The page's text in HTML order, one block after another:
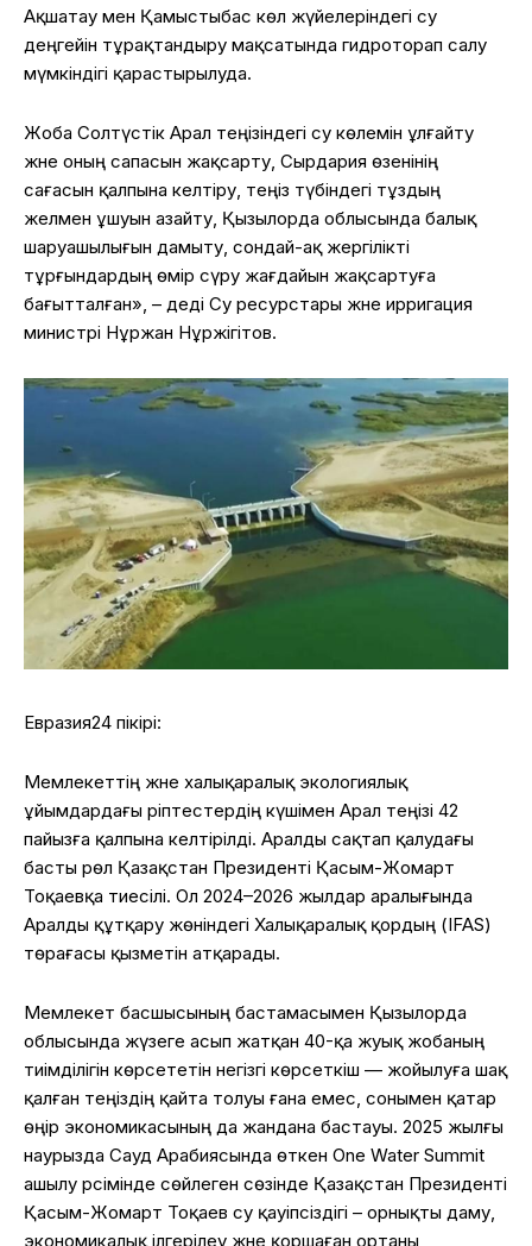
Ақшатау мен Қамыстыбас көл жүйелеріндегі су
деңгейін тұрақтандыру мақсатында гидроторап салу
мүмкіндігі қарастырылуда.
Жоба Солтүстік Арал теңізіндегі су көлемін ұлғайту
және оның сапасын жақсарту, Сырдария өзенінің
сағасын қалпына келтіру, теңіз түбіндегі тұздың
желмен ұшуын азайту, Қызылорда облысында балық
шаруашылығын дамыту, сондай-ақ жергілікті
тұрғындардың өмір сүру жағдайын жақсартуға
бағытталған», – деді Су ресурстары және ирригация
министрі Нұржан Нұржігітов.
Евразия24 пікірі:
Мемлекеттің және халықаралық экологиялық
ұйымдардағы әріптестердің күшімен Арал теңізі 42
пайызға қалпына келтірілді. Аралды сақтап қалудағы
басты рөл Қазақстан Президенті Қасым-Жомарт
Тоқаевқа тиесілі. Ол 2024–2026 жылдар аралығында
Аралды құтқару жөніндегі Халықаралық қордың (IFAS)
төрағасы қызметін атқарады.
Мемлекет басшысының бастамасымен Қызылорда
облысында жүзеге асып жатқан 40-қа жуық жобаның
тиімділігін көрсететін негізгі көрсеткіш — жойылуға шақ
қалған теңіздің қайта толуы ғана емес, сонымен қатар
өңір экономикасының да жандана бастауы. 2025 жылғы
наурызда Сауд Арабиясында өткен One Water Summit
ашылу рәсімінде сөйлеген сөзінде Қазақстан Президенті
Қасым-Жомарт Тоқаев су қауіпсіздігі – орнықты даму,
экономикалық ілгерілеу және қоршаған ортаны